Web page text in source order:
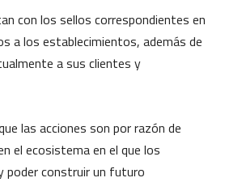
con los sellos correspondientes en
a los establecimientos, además de
a sus clientes y
las acciones son por razón de
el ecosistema en el que los
poder construir un futuro